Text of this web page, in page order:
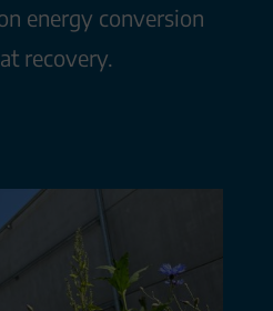
energy conversion
recovery.